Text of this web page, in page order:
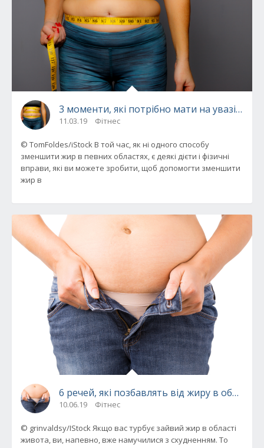
3 моменти, які потрібно мати на увазі,
11.03.19 Фітнес
© TomFoldes/iStock В той час, як ні одного способу
зменшити жир в певних областях, є деякі дієти і фізичні
вправи, які ви можете зробити, щоб допомогти зменшити
жир в
6 речей, які позбавлять від жиру в
10.06.19 Фітнес
© grinvaldsy/IStock Якщо вас турбує зайвий жир в області
живота, ви, напевно, вже намучилися з схудненням. То